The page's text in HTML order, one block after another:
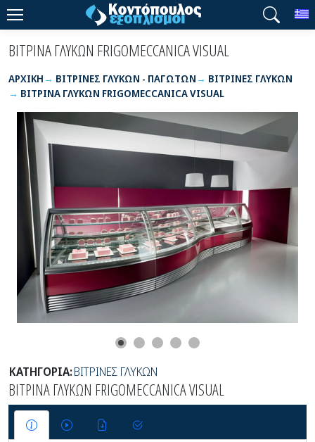
ΒΙΤΡΙΝΑ ΓΛΥΚΩΝ FRIGOMECCANICA VISUAL
ΑΡΧΙΚΉ ΒΙΤΡΙΝΕΣ ΓΛΥΚΩΝ - ΠΑΓΩΤΩΝ
ΒΙΤΡΙΝΕΣ ΓΛΥΚΩΝ
ΒΙΤΡΙΝΑ ΓΛΥΚΩΝ FRIGOMECCANICA VISUAL
ΚΑΤΗΓΟΡΙΑ:ΒΙΤΡΙΝΕΣ ΓΛΥΚΩΝ
ΒΙΤΡΙΝΑ ΓΛΥΚΩΝ FRIGOMECCANICA VISUAL